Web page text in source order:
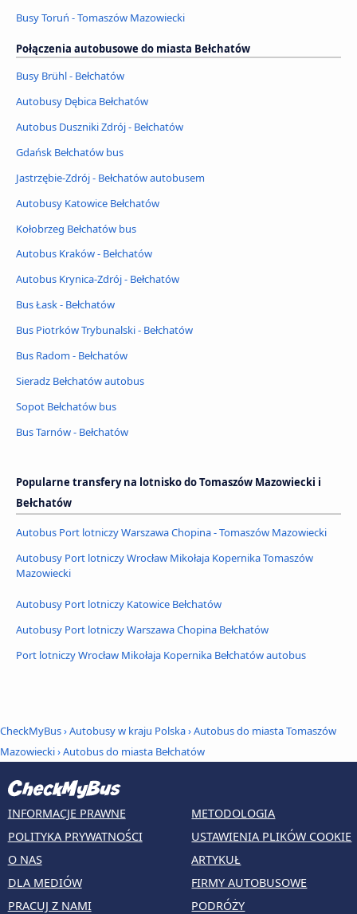
Busy Toruń - Tomaszów Mazowiecki
Połączenia autobusowe do miasta Bełchatów
Busy Brühl - Bełchatów
Autobusy Dębica Bełchatów
Autobus Duszniki Zdrój - Bełchatów
Gdańsk Bełchatów bus
Jastrzębie-Zdrój - Bełchatów autobusem
Autobusy Katowice Bełchatów
Kołobrzeg Bełchatów bus
Autobus Kraków - Bełchatów
Autobus Krynica-Zdrój - Bełchatów
Bus Łask - Bełchatów
Bus Piotrków Trybunalski - Bełchatów
Bus Radom - Bełchatów
Sieradz Bełchatów autobus
Sopot Bełchatów bus
Bus Tarnów - Bełchatów
Popularne transfery na lotnisko do Tomaszów Mazowiecki i
Bełchatów
Autobus Port lotniczy Warszawa Chopina - Tomaszów Mazowiecki
Autobusy Port lotniczy Wrocław Mikołaja Kopernika Tomaszów
Mazowiecki
Autobusy Port lotniczy Katowice Bełchatów
Autobusy Port lotniczy Warszawa Chopina Bełchatów
Port lotniczy Wrocław Mikołaja Kopernika Bełchatów autobus
CheckMyBus›Autobusy w kraju Polska›Autobus do miasta Tomaszów
Mazowiecki›Autobus do miasta Bełchatów
INFORMACJE PRAWNE
POLITYKA PRYWATNOŚCI
O NAS
DLA MEDIÓW
PRACUJ Z NAMI
METODOLOGIA
USTAWIENIA PLIKÓW COOKIE
ARTYKUŁ
FIRMY AUTOBUSOWE
PODRÓŻY